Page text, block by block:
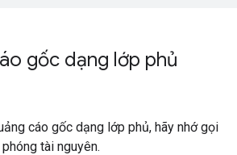
gốc dạng lớp phủ
cáo gốc dạng lớp phủ, hãy nhớ gọi
tài nguyên.